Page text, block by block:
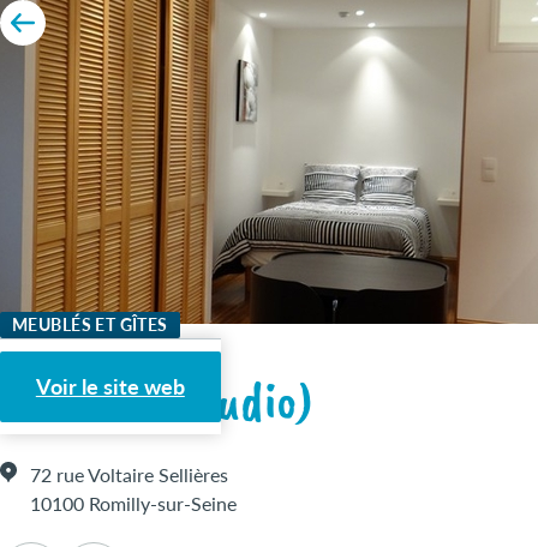
MEUBLÉS ET GÎTES
Voir le site web
Le Patio (studio)
72 rue Voltaire Sellières
10100 Romilly-sur-Seine